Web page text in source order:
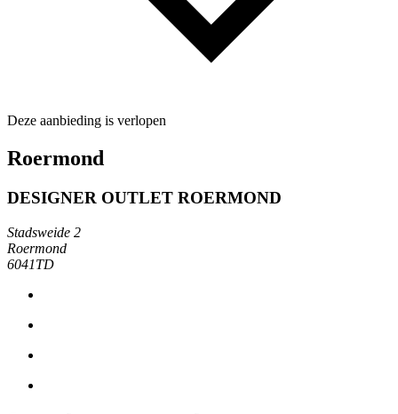
Deze aanbieding is verlopen
Roermond
DESIGNER OUTLET ROERMOND
Stadsweide 2
Roermond
6041TD